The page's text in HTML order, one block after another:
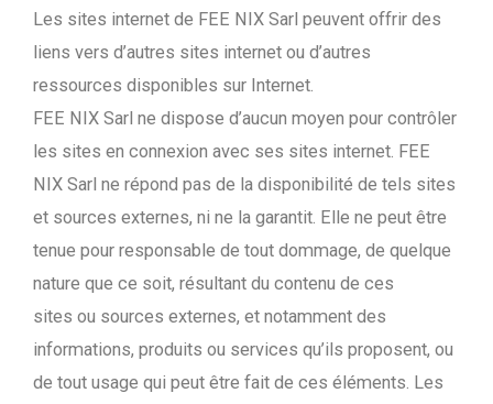
Les sites internet de FEE NIX Sarl peuvent offrir des
liens vers d’autres sites internet ou d’autres
ressources disponibles sur Internet.
FEE NIX Sarl ne dispose d’aucun moyen pour contrôler
les sites en connexion avec ses sites internet. FEE
NIX Sarl ne répond pas de la disponibilité de tels sites
et sources externes, ni ne la garantit. Elle ne peut être
tenue pour responsable de tout dommage, de quelque
nature que ce soit, résultant du contenu de ces
sites ou sources externes, et notamment des
informations, produits ou services qu’ils proposent, ou
de tout usage qui peut être fait de ces éléments. Les